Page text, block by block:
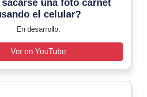
sacarse una foto carnet
el celular?
En desarrollo.
Ver en YouTube